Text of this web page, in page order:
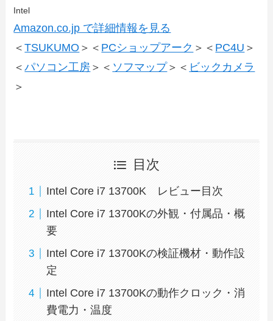
Intel
Amazon.co.jp で詳細情報を見る
＜TSUKUMO ＞＜ PCショップアーク ＞＜ PC4U ＞
＜パソコン工房 ＞＜ ソフマップ＞＜ ビックカメラ
＞
目次
Intel Core i7 13700K レビュー目次
Intel Core i7 13700Kの外観・付属品・概
要
Intel Core i7 13700Kの検証機材・動作設
定
Intel Core i7 13700Kの動作クロック・消
費電力・温度